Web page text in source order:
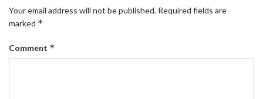
Your email address will not be published. Required fields are
marked *
Comment *